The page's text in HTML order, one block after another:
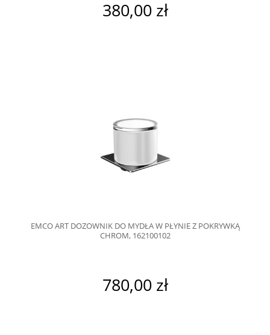
380,00 zł
EMCO ART DOZOWNIK DO MYDŁA W PŁYNIE Z POKRYWKĄ
CHROM, 162100102
780,00 zł